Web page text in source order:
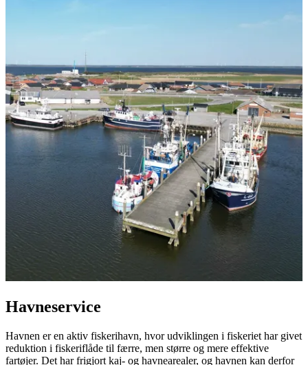
Havneservice
Havnen er en aktiv fiskerihavn, hvor udviklingen i fiskeriet har givet
reduktion i fiskeriflåde til færre, men større og mere effektive
fartøjer. Det har frigjort kaj- og havnearealer, og havnen kan derfor